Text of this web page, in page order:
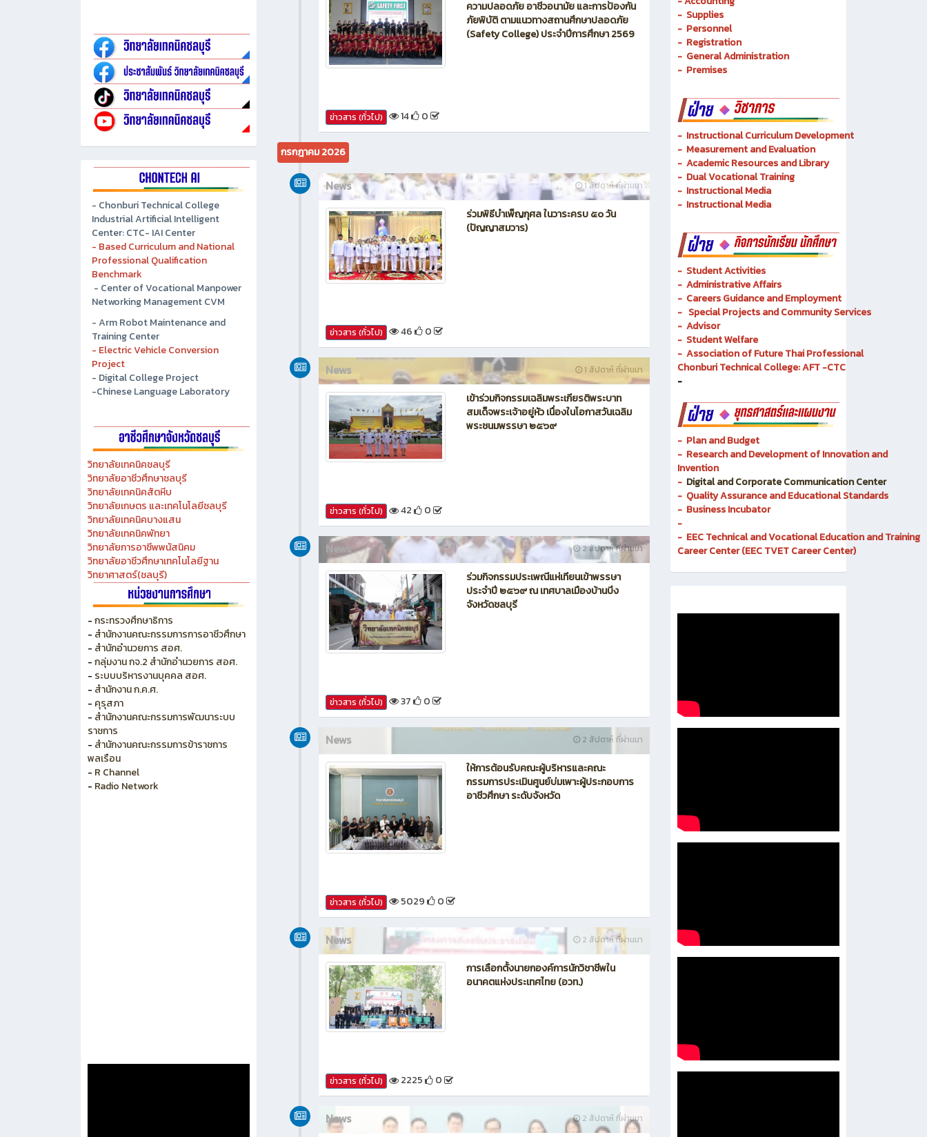
ข้อมูลตลาดแรงงานจังหวัดชลบุรี
- Chonburi Technical College
Industrial Artificial Intelligent
Center: CTC- IAI Center
- Based Curriculum and National
Professional Qualification
Benchmark
- Center of Vocational Manpower
Networking Management CVM
- Arm Robot Maintenance and
Training Center
- Digital College Project
-Chinese Language Laboratory
วิทยาลัยเทคนิคชลบุรี
วิทยาลัยอาชีวศึกษาชลบุรี
วิทยาลัยเทคนิคสัตหีบ
วิทยาลัยเกษตร และเทคโนโลยีชลบุรี
วิทยาลัยเทคนิคบางแสน
วิทยาลัยเทคนิคพัทยา
วิทยาลัยการอาชีพพนัสนิคม
วิทยาลัยอาชีวศึกษาเทคโนโลยีฐาน
วิทยาศาสตร์(ชลบุรี)
- กระทรวงศึกษาธิการ
- สำนักงานคณะกรรมการการอาชีวศึกษา
- สำนักอำนวยการ สอศ.
- กลุ่มงาน กจ.2 สำนักอำนวยการ สอศ.
-ระบบบริหารงานบุคคล สอศ.
- สำนักงาน ก.ค.ศ.
-คุรุสภา
- สำนักงานคณะกรรมการพัฒนาระบบ
ราชการ
13 ชั่วโมง ที่ผ่านมา
News
ข่าวสาร (ทั่วไป) 14 0
กรกฎาคม 2026
News
ข่าวสาร (ทั่วไป) 46 0
News
ข่าวสาร (ทั่วไป) 42 0
News
ข่าวสาร (ทั่วไป) 37 0
5029 0
News
- Finance
- Accounting
- Supplies
- Registration
-General Administration
-Premises
- Instructional Curriculum Development
- Measurement and Evaluation
-Dual Vocational Training
-Instructional Media
-Instructional Media
- Student Activities
- Administrative Affairs
- Careers Guidance and Employment
-Special Projects and Community Services
-
-Association of Future Thai Professional
Chonburi Technical College: AFT -CTC
-
- Plan and Budget
- Research and Development of Innovation and
Invention
- Digital and Corporate Communication Center
- Quality Assurance and Educational Standards